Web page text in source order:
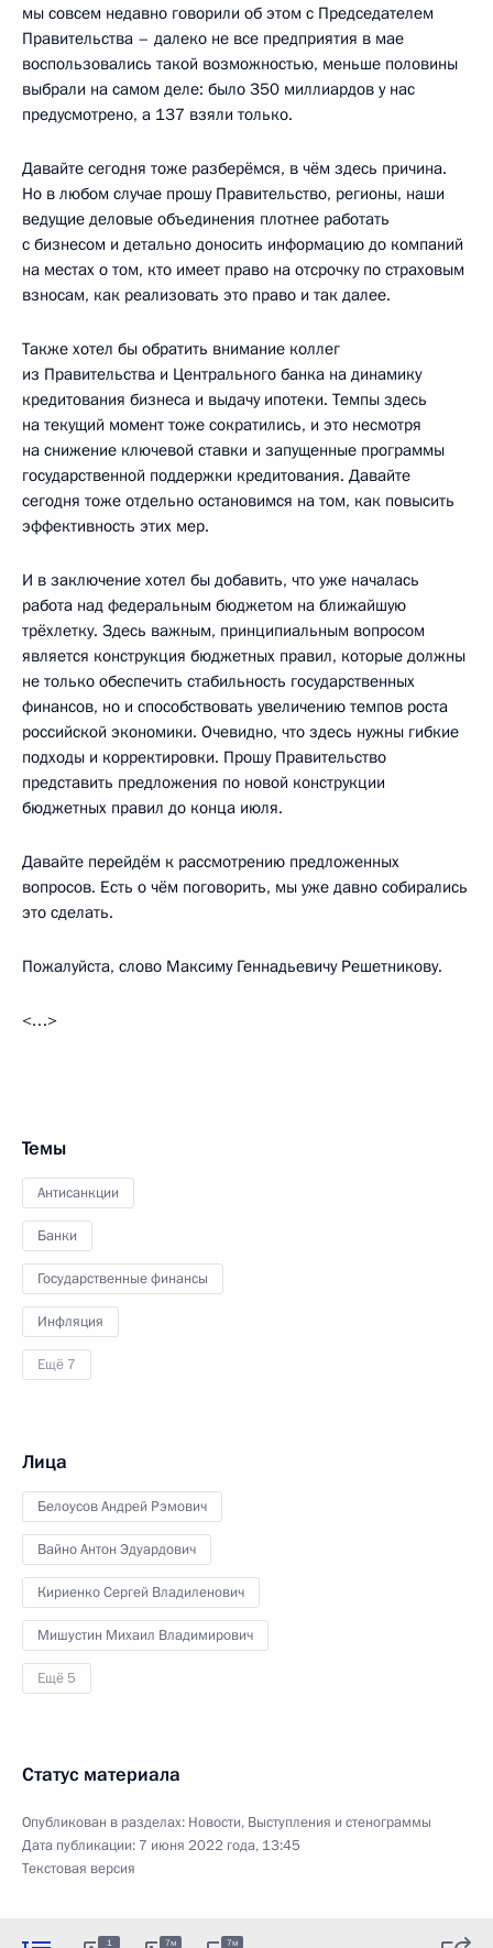
мы совсем недавно говорили об этом с Председателем
Правительства – далеко не все предприятия в мае
воспользовались такой возможностью, меньше половины
выбрали на самом деле: было 350 миллиардов у нас
предусмотрено, а 137 взяли только.
Давайте сегодня тоже разберёмся, в чём здесь причина.
Но в любом случае прошу Правительство, регионы, наши
ведущие деловые объединения плотнее работать
с бизнесом и детально доносить информацию до компаний
на местах о том, кто имеет право на отсрочку по страховым
взносам, как реализовать это право и так далее.
Также хотел бы обратить внимание коллег
из Правительства и Центрального банка на динамику
кредитования бизнеса и выдачу ипотеки. Темпы здесь
на текущий момент тоже сократились, и это несмотря
на снижение ключевой ставки и запущенные программы
государственной поддержки кредитования. Давайте
сегодня тоже отдельно остановимся на том, как повысить
эффективность этих мер.
И в заключение хотел бы добавить, что уже началась
работа над федеральным бюджетом на ближайшую
трёхлетку. Здесь важным, принципиальным вопросом
является конструкция бюджетных правил, которые должны
не только обеспечить стабильность государственных
финансов, но и способствовать увеличению темпов роста
российской экономики. Очевидно, что здесь нужны гибкие
подходы и корректировки. Прошу Правительство
представить предложения по новой конструкции
бюджетных правил до конца июля.
Давайте перейдём к рассмотрению предложенных
вопросов. Есть о чём поговорить, мы уже давно собирались
это сделать.
Пожалуйста, слово Максиму Геннадьевичу Решетникову.
<…>
Темы
Антисанкции
Банки
Государственные финансы
Инфляция
Ещё 7
Лица
Белоусов Андрей Рэмович
Вайно Антон Эдуардович
Кириенко Сергей Владиленович
Мишустин Михаил Владимирович
Ещё 5
Статус материала
Опубликован в разделах: Новости, Выступления и стенограммы
Дата публикации: 7 июня 2022 года, 13:45
Текстовая версия
1 7м 7м